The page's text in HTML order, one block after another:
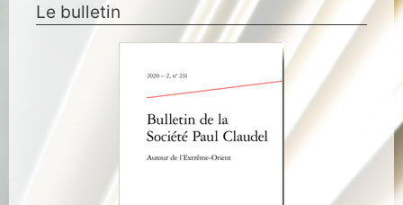
Le bulletin